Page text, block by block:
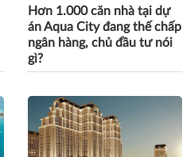
Hơn 1.000 căn nhà tại dự
án Aqua City đang thế chấp
ngân hàng, chủ đầu tư nói
gì?